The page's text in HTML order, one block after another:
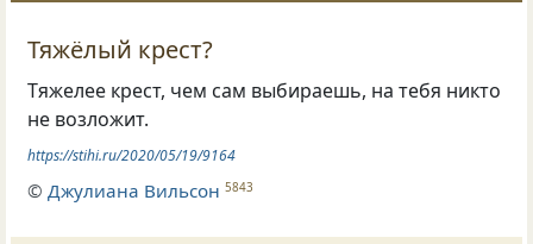
Тяжёлый крест?
Тяжелее крест, чем сам выбираешь, на тебя никто
не возложит.
https://stihi.ru/2020/05/19/9164
©Джулиана Вильсон 5843